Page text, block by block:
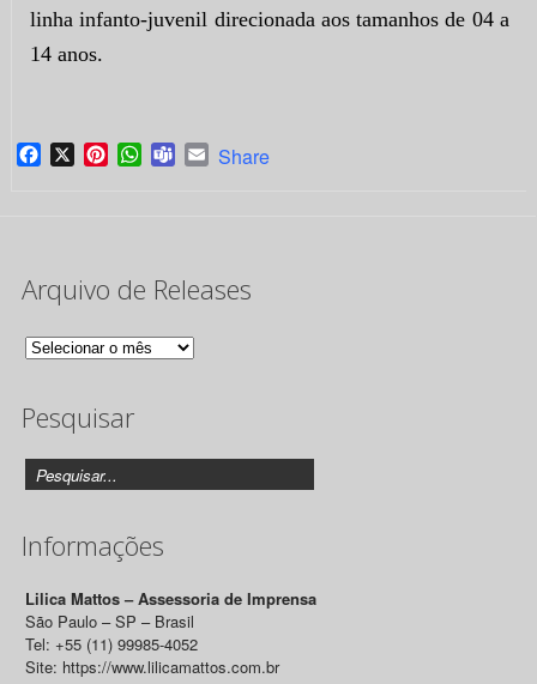
linha infanto-juvenil direcionada aos tamanhos de 04 a
14 anos.
Facebook
X PinterestWhatsApp
TeamsEmail
Share
Arquivo de Releases
Arquivo
Releases
Pesquisar
Informações
Lilica Mattos – Assessoria de Imprensa
São Paulo – SP – Brasil
Tel: +55 (11) 99985-4052
Site: https://www.lilicamattos.com.br